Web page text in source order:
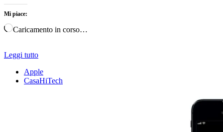
Mi piace:
Caricamento in corso…
Leggi tutto
Apple
CasaHiTech